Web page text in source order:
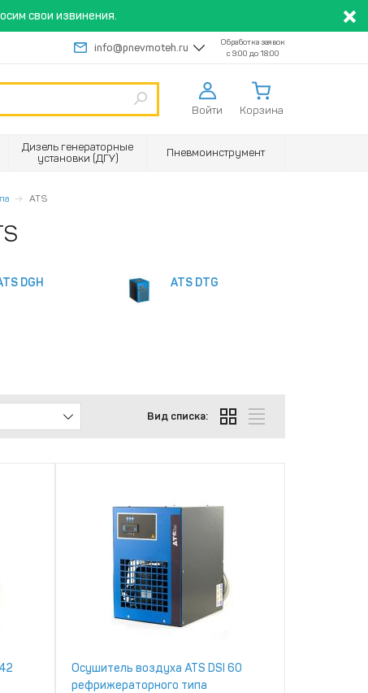
свои извинения.
info@pnevmoteh.ru
Обработка заявок
с 9:00 до 18:00
Войти Корзина
Дизель генераторные
установки (ДГУ)
Пневмоинструмент
ATS
DGH ATS DTG
Вид списка:
Осушитель воздуха ATS DSI 60
рефрижераторного типа